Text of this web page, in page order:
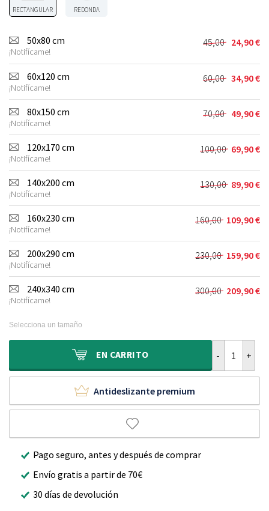
RECTANGULAR REDONDA
50x80 cm
¡Notifícame!
45,00
El
precio
original
era:
45,00 €.
24,90€
El
precio
actual
es:
24,90 €.
60x120 cm
¡Notifícame!
60,00
El
precio
original
era:
60,00 €.
34,90€
El
precio
actual
es:
34,90 €.
80x150 cm
¡Notifícame!
70,00
El
precio
original
era:
70,00 €.
49,90€
El
precio
actual
es:
49,90 €.
120x170 cm
¡Notifícame!
100,00
El
precio
original
era:
100,00 €.
69,90€
El
precio
actual
es:
69,90 €.
140x200 cm
¡Notifícame!
130,00
El
precio
original
era:
130,00 €.
89,90€
El
precio
actual
es:
89,90 €.
160x230 cm
¡Notifícame!
160,00
El
precio
original
era:
160,00 €.
109,90€
El
precio
actual
es:
109,90 €.
200x290 cm
¡Notifícame!
230,00
El
precio
original
era:
159,90€
El
precio
actual
es:
240x340 cm
¡Notifícame!
300,00
El
300,00 €.
209,90€
El
209,90 €.
Selecciona un tamaño
EN CARRITO
Antideslizante premium
Pago seguro, antes y después de comprar
Envío gratis a partir de 70€
30 días de devolución